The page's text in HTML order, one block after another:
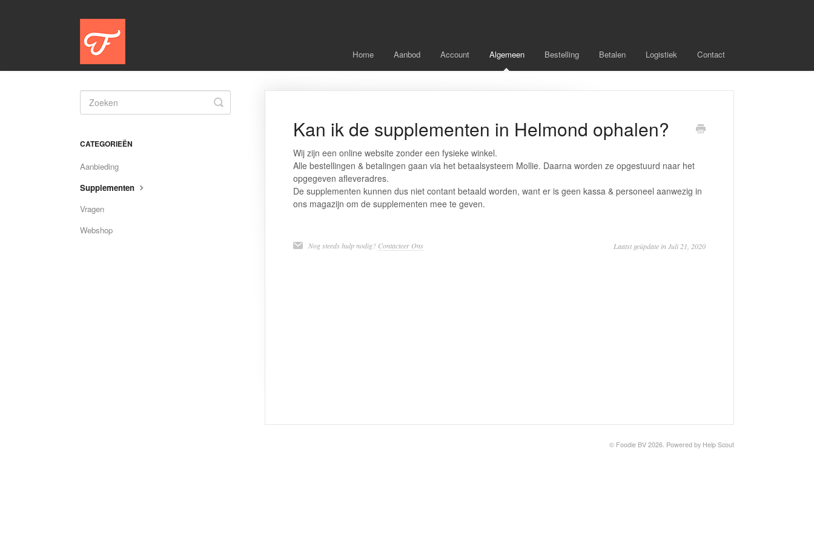
Home Aanbod Account Algemeen Bestelling Betalen Logistiek Contact
Kan ik de supplementen in Helmond ophalen?
Wij zijn een online website zonder een fysieke winkel.
Alle bestellingen & betalingen gaan via het betaalsysteem Mollie. Daarna worden ze opgestuurd naar het
opgegeven afleveradres.
De supplementen kunnen dus niet contant betaald worden, want er is geen kassa & personeel aanwezig in
ons magazijn om de supplementen mee te geven.
Nog steeds hulp nodig? Contacteer Ons Laatst geüpdate in Juli 21, 2020
Toggle
Search
CATEGORIEËN
Aanbieding
Supplementen
Vragen
Webshop
© Foodie BV 2026. Powered by Help Scout